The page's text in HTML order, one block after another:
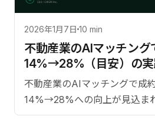
2026年1月7日 10 min
不動産業のAIマッチング
14%→28%（目安）の
不動産業のAIマッチングで成
14%→28%への向上が見込ま
ーズをAIが推定し、提案物件